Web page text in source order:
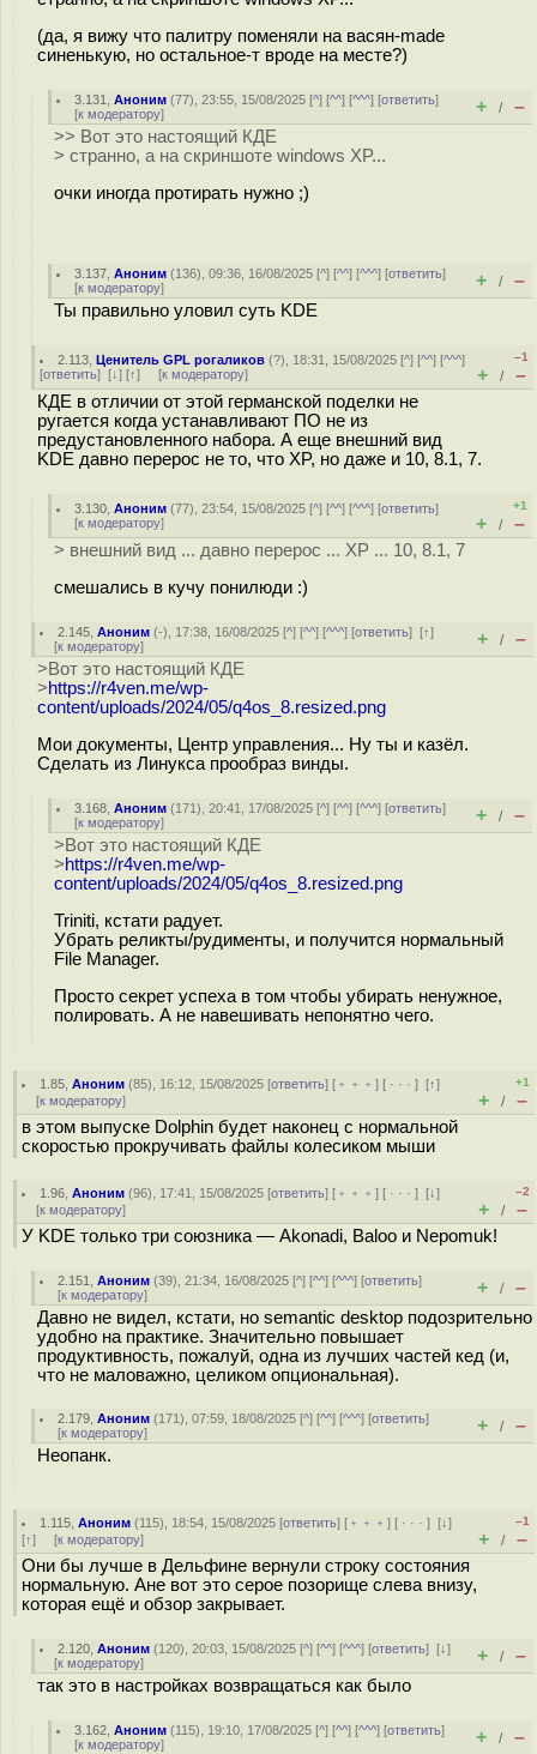
(да, я вижу что палитру поменяли на васян-made
синенькую, но остальное-т вроде на месте?)
3.131 ,Аноним (77), 23:55, 15/08/2025 [^] [^^] [^^^] [ответить]
[к модератору] + / –
>> Вот это настоящий КДЕ
> странно, а на скриншоте windows XP...
очки иногда протирать нужно ;)
3.137 ,Аноним (136), 09:36, 16/08/2025 [^] [^^] [^^^] [ответить]
[к модератору] + / –
Ты правильно уловил суть KDE
2.113 ,Ценитель GPL рогаликов (?), 18:31, 15/08/2025 [^] [^^] [^^^]
[ответить] [↓] [↑] [к модератору]
–1
+ / –
КДЕ в отличии от этой германской поделки не
ругается когда устанавливают ПО не из
предустановленного набора. А еще внешний вид
KDE давно перерос не то, что XP, но даже и 10, 8.1, 7.
3.130 ,Аноним (77), 23:54, 15/08/2025 [^] [^^] [^^^] [ответить]
[к модератору]
+1
+ / –
> внешний вид ... давно перерос ... XP ... 10, 8.1, 7
смешались в кучу понилюди :)
2.145 ,Аноним (-), 17:38, 16/08/2025 [^] [^^] [^^^] [ответить][↑]
[к модератору] + / –
>Вот это настоящий КДЕ
>https://r4ven.me/wp-
content/uploads/2024/05/q4os_8.resized.png
Мои документы, Центр управления... Ну ты и казёл.
Сделать из Линукса прообраз винды.
3.168 ,Аноним (171), 20:41, 17/08/2025 [^] [^^] [^^^] [ответить]
[к модератору] + / –
>Вот это настоящий КДЕ
>https://r4ven.me/wp-
content/uploads/2024/05/q4os_8.resized.png
Triniti, кстати радует.
Убрать реликты/рудименты, и получится нормальный
File Manager.
Просто секрет успеха в том чтобы убирать ненужное,
полировать. А не навешивать непонятно чего.
1.85 ,Аноним (85), 16:12, 15/08/2025 [ответить] [ ﹢﹢﹢] [ · · ·][↑]
[к модератору]
+1
+ / –
в этом выпуске Dolphin будет наконец с нормальной
скоростью прокручивать файлы колесиком мыши
1.96 ,Аноним (96), 17:41, 15/08/2025 [ответить] [ ﹢﹢﹢] [ · · ·][↓]
[к модератору]
–2
+ / –
У KDE только три союзника — Akonadi, Baloo и Nepomuk!
2.151 ,Аноним (39), 21:34, 16/08/2025 [^] [^^] [^^^] [ответить]
[к модератору] + / –
Давно не видел, кстати, но semantic desktop подозрительно
удобно на практике. Значительно повышает
продуктивность, пожалуй, одна из лучших частей кед (и,
что не маловажно, целиком опциональная).
2.179 ,Аноним (171), 07:59, 18/08/2025 [^] [^^] [^^^] [ответить]
[к модератору] + / –
Неопанк.
1.115 ,Аноним (115), 18:54, 15/08/2025 [ответить] [ ﹢﹢﹢] [ · · ·][↓]
[↑] [к модератору]
–1
+ / –
Они бы лучше в Дельфине вернули строку состояния
нормальную. Ане вот это серое позорище слева внизу,
которая ещё и обзор закрывает.
2.120 ,Аноним (120), 20:03, 15/08/2025 [^] [^^] [^^^] [ответить][↓]
[к модератору] + / –
так это в настройках возвращаться как было
3.162 ,Аноним (115), 19:10, 17/08/2025 [^] [^^] [^^^] [ответить]
[к модератору] + / –